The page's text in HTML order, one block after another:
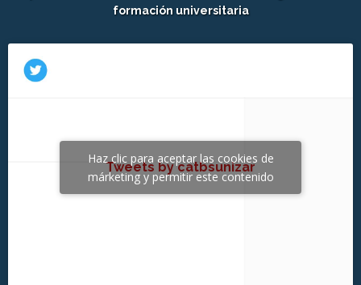
formación universitaria
Tweets by catbsunizar
Haz clic para aceptar las cookies de
márketing y permitir este contenido